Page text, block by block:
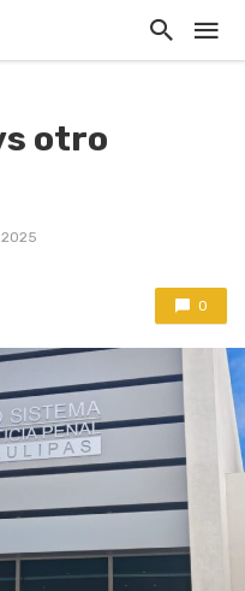
otro
0